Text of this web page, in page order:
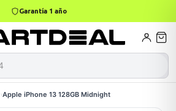
4,9 · +800 reseñas Google
›Apple iPhone 13 128GB Midnight